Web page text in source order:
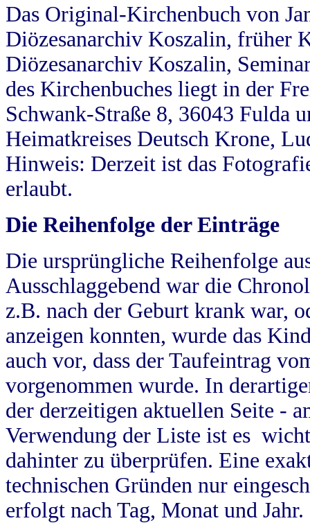
Das Original-Kirchenbuch von
Diözesanarchiv Koszalin, früher
Diözesanarchiv Koszalin,
des Kirchenbuches liegt in der
Schwank-Straße 8, 36043 Fulda
Heimatkreises Deutsch Krone,
Hinweis: Derzeit ist das
erlaubt.
Die Reihenfolge der Einträge
Die ursprüngliche Reihenfolge
Ausschlaggebend war die
z.B. nach der Geburt krank war,
anzeigen konnten, wurde das
auch vor, dass der Taufeintrag
vorgenommen wurde. In
der derzeitigen aktuellen Seite -
Verwendung der Liste ist es
dahinter zu überprüfen. Eine
technischen Gründen nur
erfolgt nach Tag, Monat und Jahr.